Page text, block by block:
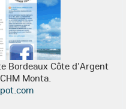
Bordeaux Côte d'Argent
Monta.